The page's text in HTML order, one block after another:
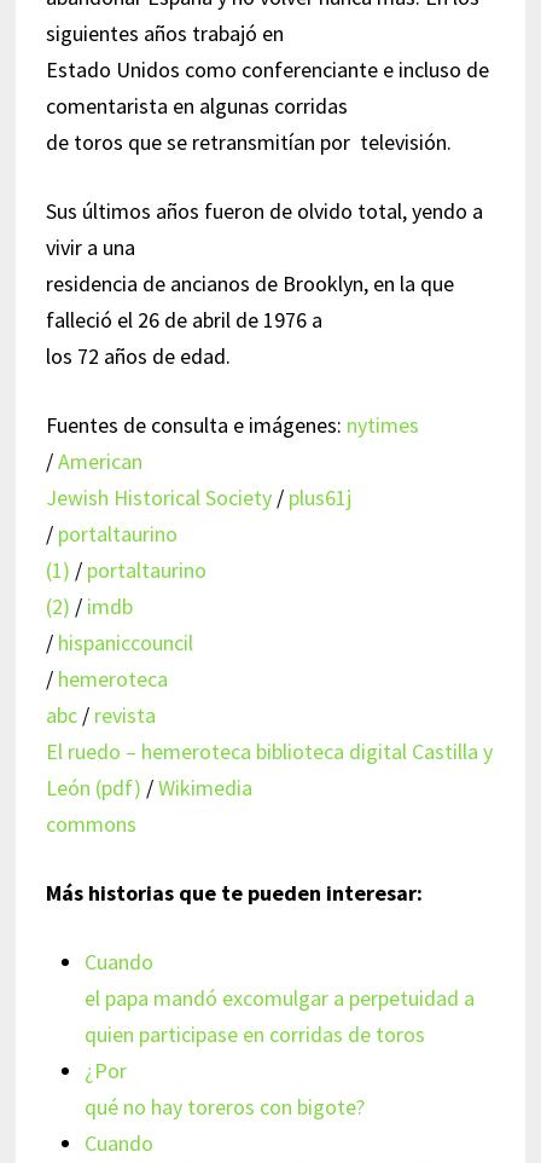
siguientes años trabajó en
Estado Unidos como conferenciante e incluso de
comentarista en algunas corridas
de toros que se retransmitían por televisión.
Sus últimos años fueron de olvido total, yendo a
vivir a una
residencia de ancianos de Brooklyn, en la que
falleció el 26 de abril de 1976 a
los 72 años de edad.
Fuentes de consulta e imágenes: nytimes
/American
Jewish Historical Society/ plus61j
/ portaltaurino
(1) / portaltaurino
(2) / imdb
/ hispaniccouncil
/ hemeroteca
abc/ revista
El ruedo – hemeroteca biblioteca digital Castilla y
León (pdf) /Wikimedia
commons
Más historias que te pueden interesar:
Cuando
el papa mandó excomulgar a perpetuidad a
quien participase en corridas de toros
¿Por
qué no hay toreros con bigote?
Cuando